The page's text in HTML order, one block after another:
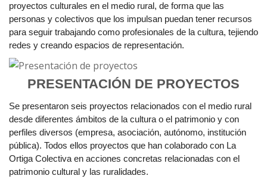
proyectos culturales en el medio rural, de forma que las
personas y colectivos que los impulsan puedan tener recursos
para seguir trabajando como profesionales de la cultura, tejiendo
redes y creando espacios de representación.
PRESENTACIÓN DE PROYECTOS
Se presentaron seis proyectos relacionados con el medio rural
desde diferentes ámbitos de la cultura o el patrimonio y con
perfiles diversos (empresa, asociación, autónomo, institución
pública). Todos ellos proyectos que han colaborado con La
Ortiga Colectiva en acciones concretas relacionadas con el
patrimonio cultural y las ruralidades.